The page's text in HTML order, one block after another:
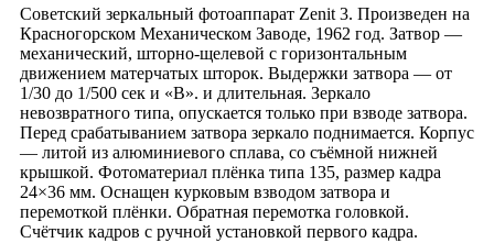
Советский зеркальный фотоаппарат Zenit 3. Произведен на
Красногорском Механическом Заводе, 1962 год. Затвор —
механический, шторно-щелевой с горизонтальным
движением матерчатых шторок. Выдержки затвора — от
1/30 до 1/500 сек и «B». и длительная. Зеркало
невозвратного типа, опускается только при взводе затвора.
Перед срабатыванием затвора зеркало поднимается. Корпус
— литой из алюминиевого сплава, со съёмной нижней
крышкой. Фотоматериал плёнка типа 135, размер кадра
24×36 мм. Оснащен курковым взводом затвора и
перемоткой плёнки. Обратная перемотка головкой.
Счётчик кадров с ручной установкой первого кадра.